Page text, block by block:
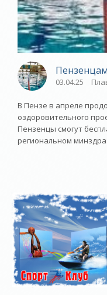
03.04.25
В Пензе в апреле
оздоровительного
Пензенцы смогут
региональном